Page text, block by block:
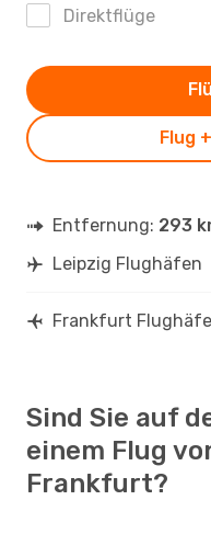
Direktflüge
Flug
Entfernung: 293
Leipzig Flughäfen
Frankfurt
Sind Sie auf
einem Flug
Frankfurt?